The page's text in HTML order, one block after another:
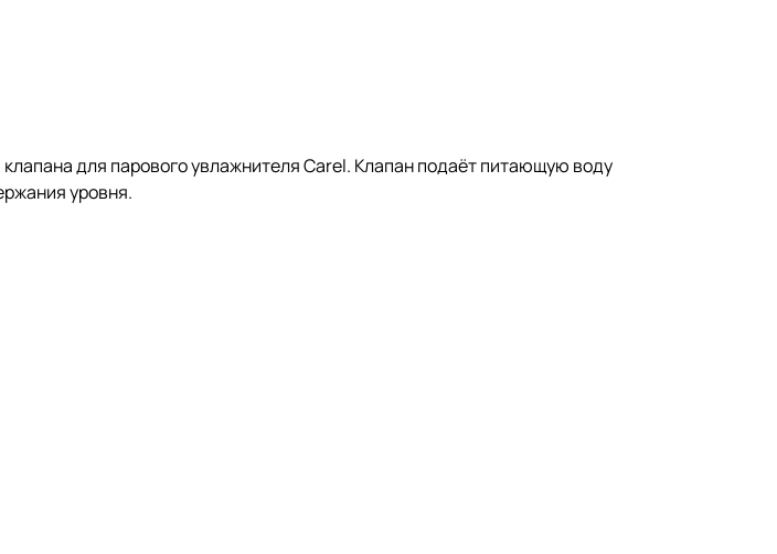
для парового увлажнителя Carel. Клапан подаёт питающую воду
уровня.